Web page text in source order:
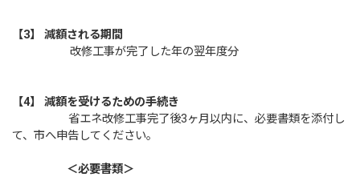
【3】
減額される期間
改修工事が完了した年の翌年度分
【4】
減額を受けるための手続き
省エネ改修工事完了後3ヶ月以内に、必要書類を添付し
て、市へ申告してください。
＜必要書類＞